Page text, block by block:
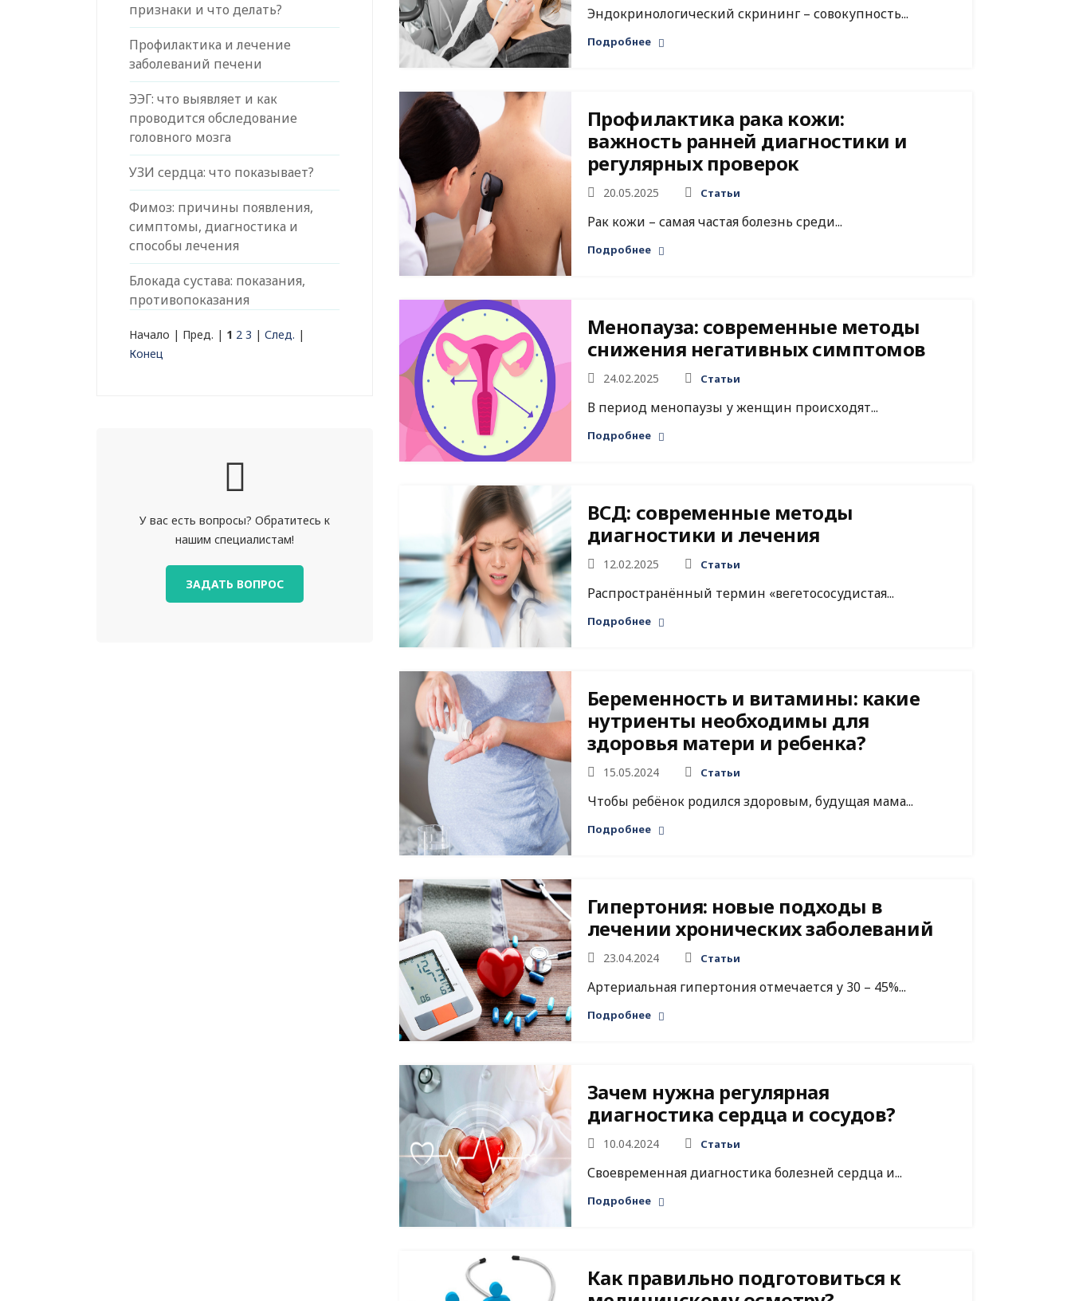
признаки и что делать?
Профилактика и лечение
заболеваний печени
ЭЭГ: что выявляет и как
проводится обследование
головного мозга
УЗИ сердца: что показывает?
Фимоз: причины появления,
симптомы, диагностика и
способы лечения
Блокада сустава: показания,
противопоказания
Начало | Пред. | 1 2 3 | След. |
Конец
У вас есть вопросы? Обратитесь к
нашим специалистам!
ЗАДАТЬ ВОПРОС
Эндокринологический скрининг – совокупность...
Подробнее
Профилактика рака кожи:
важность ранней диагностики и
регулярных проверок
20.05.2025 Статьи
Рак кожи – самая частая болезнь среди...
Подробнее
Менопауза: современные методы
снижения негативных симптомов
24.02.2025 Статьи
В период менопаузы у женщин происходят...
Подробнее
ВСД: современные методы
диагностики и лечения
12.02.2025 Статьи
Распространённый термин «вегетососудистая...
Подробнее
Беременность и витамины: какие
нутриенты необходимы для
здоровья матери и ребенка?
15.05.2024 Статьи
Чтобы ребёнок родился здоровым, будущая мама...
Подробнее
Гипертония: новые подходы в
лечении хронических заболеваний
23.04.2024 Статьи
Артериальная гипертония отмечается у 30 – 45%...
Подробнее
Зачем нужна регулярная
диагностика сердца и сосудов?
10.04.2024 Статьи
Своевременная диагностика болезней сердца и...
Подробнее
Как правильно подготовиться к